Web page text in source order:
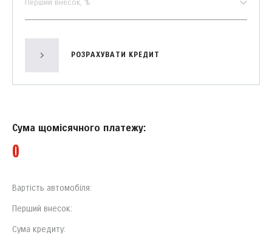
Перший внесок, %
РОЗРАХУВАТИ КРЕДИТ
Сума щомісячного платежу:
0
Вартість автомобіля:
Перший внесок:
Сума кредиту: